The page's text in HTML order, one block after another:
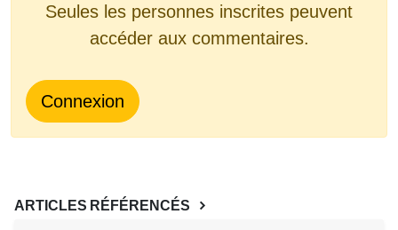
Seules les personnes inscrites peuvent
accéder aux commentaires.
Connexion
ARTICLES RÉFÉRENCÉS